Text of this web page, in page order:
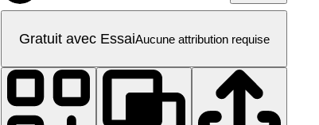
Gratuit avec EssaiAucune attribution requise